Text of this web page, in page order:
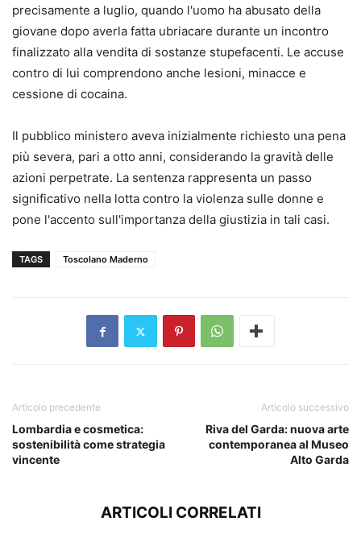
precisamente a luglio, quando l'uomo ha abusato della
giovane dopo averla fatta ubriacare durante un incontro
finalizzato alla vendita di sostanze stupefacenti. Le accuse
contro di lui comprendono anche lesioni, minacce e
cessione di cocaina.
Il pubblico ministero aveva inizialmente richiesto una pena
più severa, pari a otto anni, considerando la gravità delle
azioni perpetrate. La sentenza rappresenta un passo
significativo nella lotta contro la violenza sulle donne e
pone l'accento sull'importanza della giustizia in tali casi.
TAGS Toscolano Maderno
Articolo precedente
Lombardia e cosmetica:
sostenibilità come strategia
vincente
Articolo successivo
Riva del Garda: nuova arte
contemporanea al Museo
Alto Garda
ARTICOLI CORRELATI